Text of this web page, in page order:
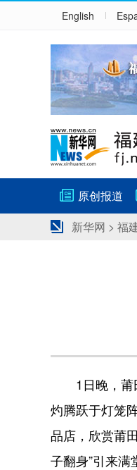
English
原创报道
新华网 > 福
1日晚，莆
灼腾跃于灯笼
品店，欣赏莆
子翻身”引来满